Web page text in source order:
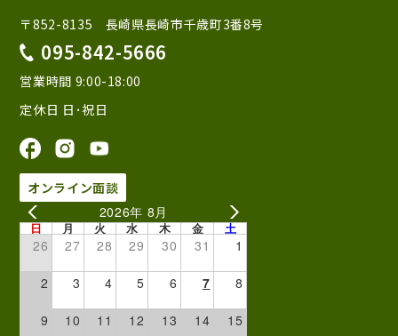
〒852-8135 長崎県長崎市千歳町3番8号
095-842-5666
営業時間 9:00-18:00
定休日 日･祝日
オンライン面談
2026年 8月
日 月 火 水 木 金 土
26 27 28 29 30 31 1
2 3 4 5 6 7 8
9 10 11 12 13 14 15